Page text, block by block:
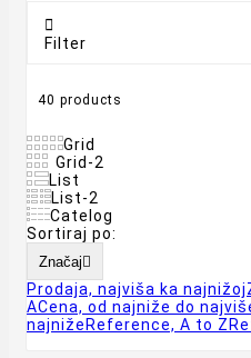

Filter
40 products
Grid
Grid-2
List
List-2
Catelog
Sortiraj po:
Značaj 
Prodaja, najviša ka najnižoj
ACena, od najniže do
najniže Reference, A to Z